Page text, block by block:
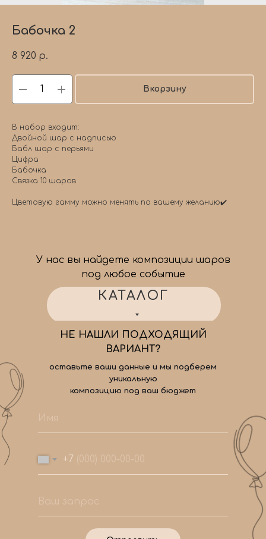
Бабочка 2
8 920 р.
Вкорзину
В набор входит:
Двойной шар с надписью
Бабл шар с перьями
Цифра
Бабочка
Связка 10 шаров
Цветовую гамму можно менять по вашему желанию✔️
КАТАЛОГ
У нас вы найдете композиции шаров
под любое событие
+7
НЕ НАШЛИ ПОДХОДЯЩИЙ
ВАРИАНТ?
оставьте ваши данные и мы подберем
уникальную
композицию под ваш бюджет